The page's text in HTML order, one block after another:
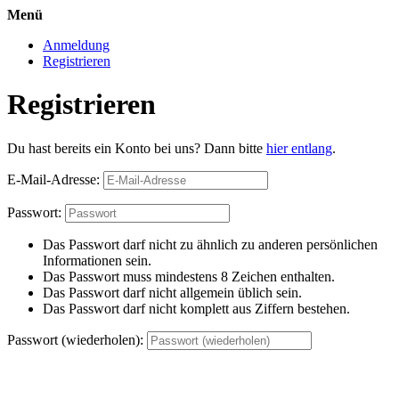
Menü
Anmeldung
Registrieren
Registrieren
Du hast bereits ein Konto bei uns? Dann bitte hier entlang.
E-Mail-Adresse:
Passwort:
Das Passwort darf nicht zu ähnlich zu anderen persönlichen
Informationen sein.
Das Passwort muss mindestens 8 Zeichen enthalten.
Das Passwort darf nicht allgemein üblich sein.
Das Passwort darf nicht komplett aus Ziffern bestehen.
Passwort (wiederholen):